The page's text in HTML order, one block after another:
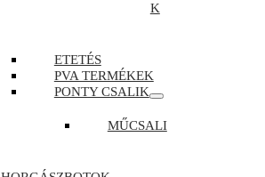
K
ETETÉS
PVA TERMÉKEK
PONTY CSALIK
MŰCSALI